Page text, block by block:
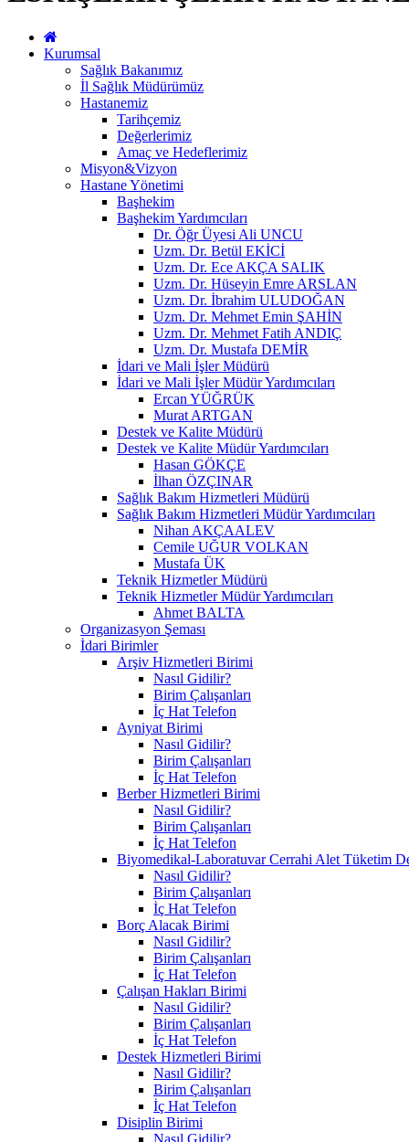
Kurumsal
Sağlık Bakanımız
İl Sağlık Müdürümüz
Hastanemiz
Tarihçemiz
Değerlerimiz
Amaç ve Hedeflerimiz
Misyon&Vizyon
Hastane Yönetimi
Başhekim
Başhekim Yardımcıları
Dr. Öğr Üyesi Ali UNCU
Uzm. Dr. Betül EKİCİ
Uzm. Dr. Ece AKÇA SALIK
Uzm. Dr. Hüseyin Emre ARSLAN
Uzm. Dr. İbrahim ULUDOĞAN
Uzm. Dr. Mehmet Emin ŞAHİN
Uzm. Dr. Mehmet Fatih ANDIÇ
Uzm. Dr. Mustafa DEMİR
İdari ve Mali İşler Müdürü
İdari ve Mali İşler Müdür Yardımcıları
Ercan YÜĞRÜK
Murat ARTGAN
Destek ve Kalite Müdürü
Destek ve Kalite Müdür Yardımcıları
Hasan GÖKÇE
İlhan ÖZÇINAR
Sağlık Bakım Hizmetleri Müdürü
Sağlık Bakım Hizmetleri Müdür Yardımcıları
Nihan AKÇAALEV
Cemile UĞUR VOLKAN
Mustafa ÜK
Teknik Hizmetler Müdürü
Teknik Hizmetler Müdür Yardımcıları
Ahmet BALTA
Organizasyon Şeması
İdari Birimler
Arşiv Hizmetleri Birimi
Nasıl Gidilir?
Birim Çalışanları
İç Hat Telefon
Ayniyat Birimi
Nasıl Gidilir?
Birim Çalışanları
İç Hat Telefon
Berber Hizmetleri Birimi
Nasıl Gidilir?
Birim Çalışanları
İç Hat Telefon
Biyomedikal-Laboratuvar Cerrahi Alet Tüketim
Nasıl Gidilir?
Birim Çalışanları
İç Hat Telefon
Borç Alacak Birimi
Nasıl Gidilir?
Birim Çalışanları
İç Hat Telefon
Çalışan Hakları Birimi
Nasıl Gidilir?
Birim Çalışanları
İç Hat Telefon
Destek Hizmetleri Birimi
Nasıl Gidilir?
Birim Çalışanları
İç Hat Telefon
Disiplin Birimi
Nasıl Gidilir?